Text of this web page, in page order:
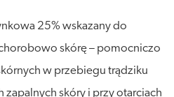
25% wskazany do
skórę – pomocniczo
w przebiegu trądziku
zapalnych skóry i przy otarciach